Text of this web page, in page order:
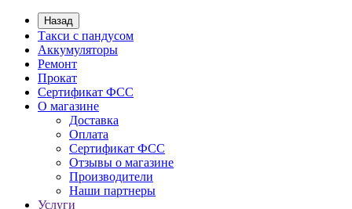
Назад
Такси с пандусом
Аккумуляторы
Ремонт
Прокат
Сертификат ФСС
О магазине
Доставка
Оплата
Сертификат ФСС
Отзывы о магазине
Производители
Наши партнеры
Услуги